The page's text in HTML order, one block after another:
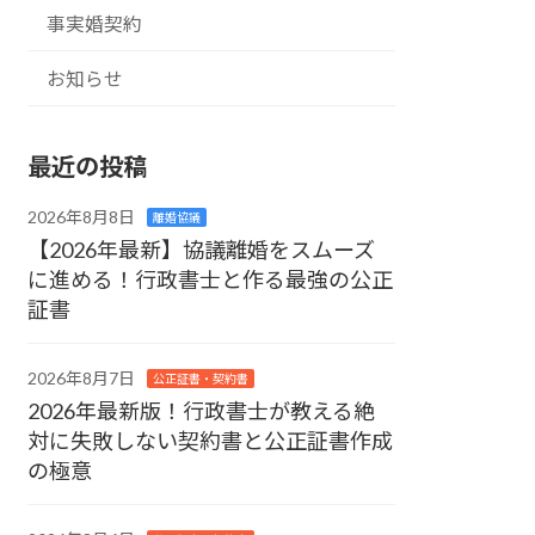
事実婚契約
お知らせ
最近の投稿
2026年8月8日 離婚協議
【2026年最新】協議離婚をスムーズ
に進める！行政書士と作る最強の公正
証書
2026年8月7日 公正証書・契約書
2026年最新版！行政書士が教える絶
対に失敗しない契約書と公正証書作成
の極意